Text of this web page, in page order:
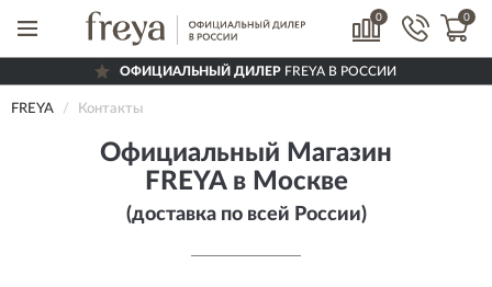
0 0
ОФИЦИАЛЬНЫЙ ДИЛЕРFREYA В РОССИИ
FREYA Контакты
Официальный Магазин
FREYA в Москве
(доставка по всей России)